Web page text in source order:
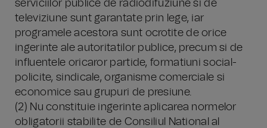
serviciilor publice de radiodifuziune si de
televiziune sunt garantate prin lege, iar
programele acestora sunt ocrotite de orice
ingerinte ale autoritatilor publice, precum si de
influentele oricaror partide, formatiuni social-
policite, sindicale, organisme comerciale si
economice sau grupuri de presiune.
(2) Nu constituie ingerinte aplicarea normelor
obligatorii stabilite de Consiliul National al